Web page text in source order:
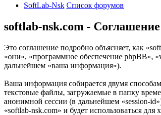
SoftLab-Nsk Список форумов
softlab-nsk.com -
Это соглашение подробно объясняет, как
«они», «программное обеспечение phpBB»,
дальнейшем «ваша информация»).
Ваша информация собирается двумя
текстовые файлы, загружаемые в папку
анонимной сессии (в дальнейшем «session-
«softlab-nsk.com» и будет использоваться